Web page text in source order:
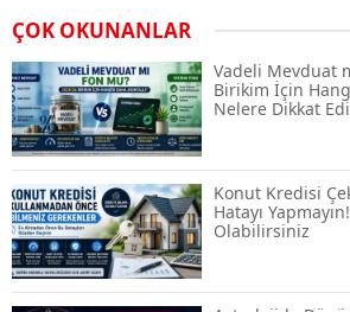
Airdrop Nasıl
Rehberi ve Güvenli
Spot ve Vadeli
Hangi Piyasa Sizin
ABD-İran Anlaşması
Rekora Koştu,
ÇOK OKUNANLAR
Vadeli Mevduat
Birikim İçin
Nelere Dikkat
Konut Kredisi
Hatayı
Olabilirsiniz